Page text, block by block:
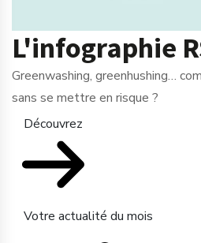
L'infographie
Greenwashing, greenhushing…
sans se mettre en risque ?
Découvrez
Votre actualité du mois